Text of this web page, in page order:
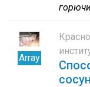
Array